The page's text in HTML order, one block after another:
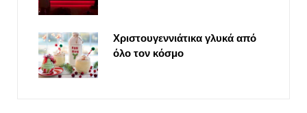
Χριστουγεννιάτικα γλυκά από
όλο τον κόσμο